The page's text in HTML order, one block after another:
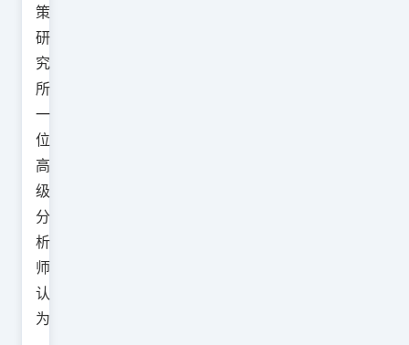
策
研
究
所
一
位
高
级
分
析
师
认
为